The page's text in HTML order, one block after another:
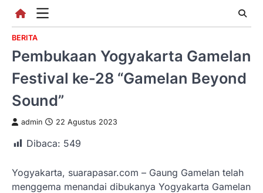
content
BERITA
Pembukaan Yogyakarta Gamelan
Festival ke-28 “Gamelan Beyond
Sound”
admin 22 Agustus 2023
Dibaca: 549
Yogyakarta, suarapasar.com – Gaung Gamelan telah
menggema menandai dibukanya Yogyakarta Gamelan